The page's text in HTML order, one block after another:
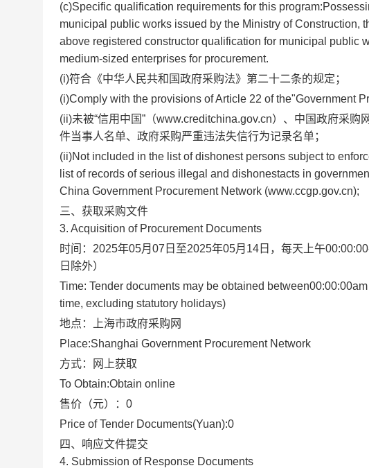
(c)Specific qualification requirements for this program:
municipal public works issued by the Ministry of Construction,
above registered constructor qualification for municipal public
medium-sized enterprises for procurement.
(i)符合《中华人民共和国政府采购法》第二十二条的规定；
(i)Comply with the provisions of Article 22 of the"Government
(ii)未被“信用中国”（www.creditchina.gov.cn）、中国政府采
件当事人名单、政府采购严重违法失信行为记录名单；
(ii)Not included in the list of dishonest persons subject to
list of records of serious illegal and dishonestacts in
China Government Procurement Network (www.ccgp.gov.cn);
三、获取采购文件
3. Acquisition of Procurement Documents
时间： 2025年05月07日 至2025年05月14日 ，每天上午
日除外）
Time: Tender documents may be obtained between
time, excluding statutory holidays)
地点：
上海市政府采购网
Place:Shanghai Government Procurement Network
方式：
网上获取
To Obtain:Obtain online
售价（元）： 0
Price of Tender Documents(Yuan):0
四、响应文件提交
4. Submission of Response Documents